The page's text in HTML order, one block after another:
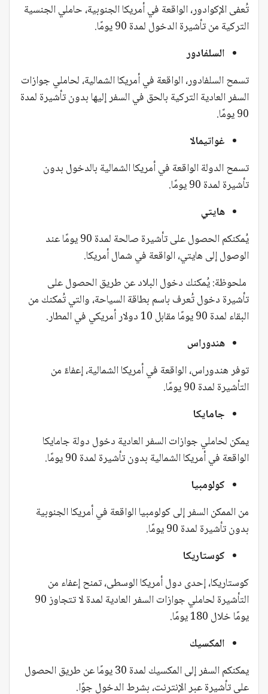
تُعفى الإكوادور، الواقعة في أمريكا الجنوبية، حاملي الجنسية
التركية من تأشيرة الدخول لمدة 90 يومًا.
السلفادور
تسمح السلفادور، الواقعة في أمريكا الشمالية، لحاملي جوازات
السفر العادية التركية بالحق في السفر إليها بدون تأشيرة لمدة
90 يومًا.
غواتيمالا
تسمح الدولة الواقعة في أمريكا الشمالية بالدخول بدون
تأشيرة لمدة 90 يومًا.
هايتي
يُمكنكم الحصول على تأشيرة صالحة لمدة 90 يومًا عند
الوصول إلى هايتي، الواقعة في شمال أمريكا.
ملحوظة: يُمكنك دخول البلاد عن طريق الحصول على
تأشيرة دخول تُعرف باسم بطاقة السياحة، والتي تُمكنك من
البقاء لمدة 90 يومًا مقابل 10 دولار أمريكي في المطار.
هندوراس
توفر هندوراس، الواقعة في أمريكا الشمالية، إعفاءً من
التأشيرة لمدة 90 يومًا.
جامايكا
يمكن لحاملي جوازات السفر العادية دخول دولة جامايكا
الواقعة في أمريكا الشمالية بدون تأشيرة لمدة 90 يومًا.
كولومبيا
من الممكن السفر إلى كولومبيا الواقعة في أمريكا الجنوبية
بدون تأشيرة لمدة 90 يومًا.
كوستاريكا
كوستاريكا، إحدى دول أمريكا الوسطى، تمنح إعفاء من
التأشيرة لحاملي جوازات السفر العادية لمدة لا تتجاوز 90
يومًا خلال 180 يومًا.
المكسيك
يمكنكم السفر إلى المكسيك لمدة 30 يومًا عن طريق الحصول
على تأشيرة عبر الإنترنت، بشرط الدخول جوًا.